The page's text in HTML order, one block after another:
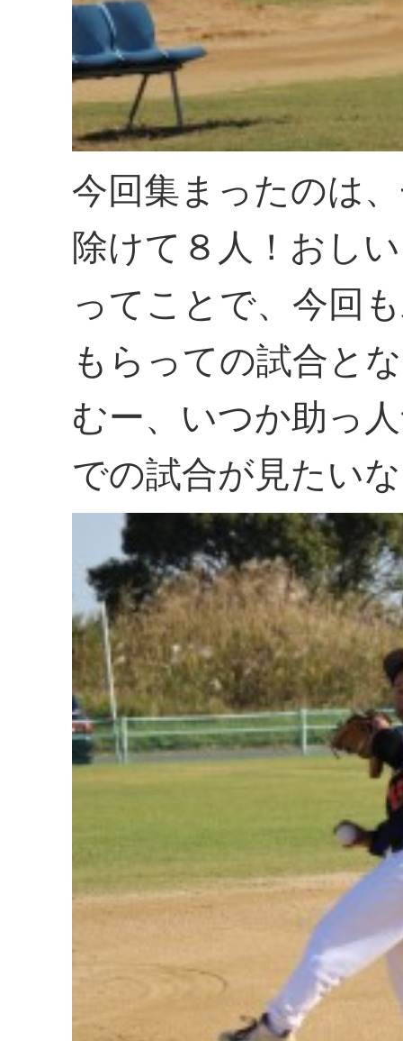
今回集まったのは
除けて８人！おし
ってことで、今回
もらっての試合と
むー、いつか助っ
での試合が見たい